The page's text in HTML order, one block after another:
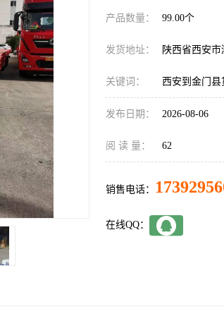
产品数量： 99.00个
发货地址： 陕西省西安
关键词： 西安到金门县
发布日期： 2026-08-06
阅 读 量： 62
销售电话：
在线QQ：